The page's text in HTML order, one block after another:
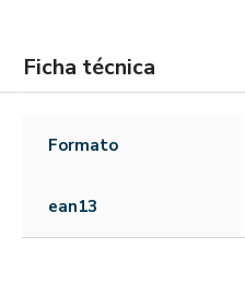
Ficha técnica
Formato
ean13